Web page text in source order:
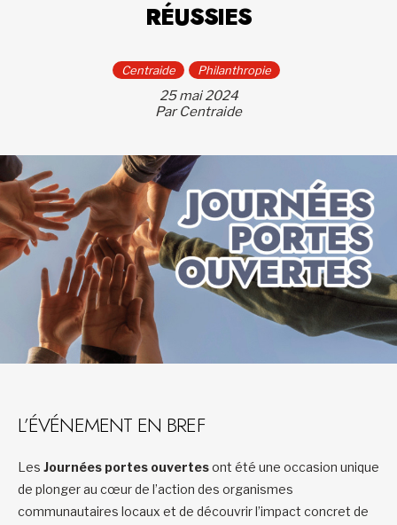
RÉUSSIES
Centraide Philanthropie
25 mai 2024
Par Centraide
L’ÉVÉNEMENT EN BREF
Les Journées portes ouvertesont été une occasion unique
de plonger au cœur de l’action des organismes
communautaires locaux et de découvrir l’impact concret de